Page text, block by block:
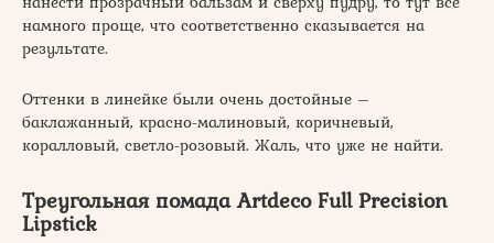
намного проще, что соответственно сказывается на
результате.
Оттенки в линейке были очень достойные –
баклажанный, красно-малиновый, коричневый,
коралловый, светло-розовый. Жаль, что уже не найти.
Треугольная помада Artdeco Full Precision
Lipstick